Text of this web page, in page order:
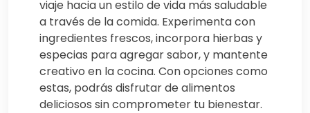
viaje hacia un estilo de vida más saludable
a través de la comida. Experimenta con
ingredientes frescos, incorpora hierbas y
especias para agregar sabor, y mantente
creativo en la cocina. Con opciones como
estas, podrás disfrutar de alimentos
deliciosos sin comprometer tu bienestar.